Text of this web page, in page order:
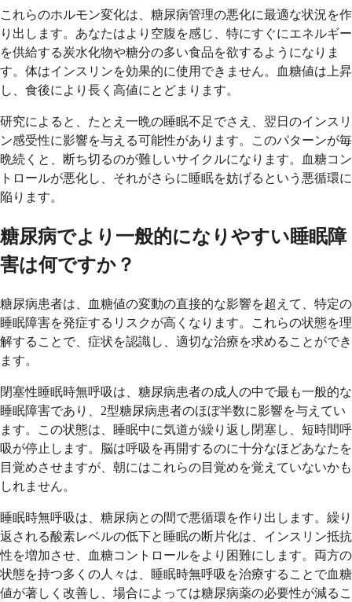
これらのホルモン変化は、糖尿病管理の悪化に最適な状況を作
り出します。あなたはより空腹を感じ、特にすぐにエネルギー
を供給する炭水化物や糖分の多い食品を欲するようになりま
す。体はインスリンを効果的に使用できません。血糖値は上昇
し、食後により長く高値にとどまります。
研究によると、たとえ一晩の睡眠不足でさえ、翌日のインスリ
ン感受性に影響を与える可能性があります。このパターンが毎
晩続くと、断ち切るのが難しいサイクルになります。血糖コン
トロールが悪化し、それがさらに睡眠を妨げるという悪循環に
陥ります。
糖尿病でより一般的になりやすい睡眠障
害は何ですか？
糖尿病患者は、血糖値の変動の直接的な影響を超えて、特定の
睡眠障害を発症するリスクが高くなります。これらの状態を理
解することで、症状を認識し、適切な治療を求めることができ
ます。
閉塞性睡眠時無呼吸は、糖尿病患者の成人の中で最も一般的な
睡眠障害であり、2型糖尿病患者のほぼ半数に影響を与えてい
ます。この状態は、睡眠中に気道が繰り返し閉塞し、短時間呼
吸が停止します。脳は呼吸を再開するのに十分なほどあなたを
目覚めさせますが、朝にはこれらの目覚めを覚えていないかも
しれません。
睡眠時無呼吸は、糖尿病との間で悪循環を作り出します。繰り
返される酸素レベルの低下と睡眠の断片化は、インスリン抵抗
性を増加させ、血糖コントロールをより困難にします。両方の
状態を持つ多くの人々は、睡眠時無呼吸を治療することで血糖
値が著しく改善し、場合によっては糖尿病薬の必要性が減るこ